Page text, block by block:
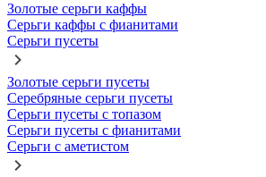
Золотые серьги каффы
Серьги каффы с фианитами
Серьги пусеты
Золотые серьги пусеты
Серебряные серьги пусеты
Серьги пусеты с топазом
Серьги пусеты с фианитами
Серьги с аметистом